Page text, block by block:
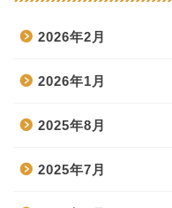
2026年2月
2026年1月
2025年8月
2025年7月